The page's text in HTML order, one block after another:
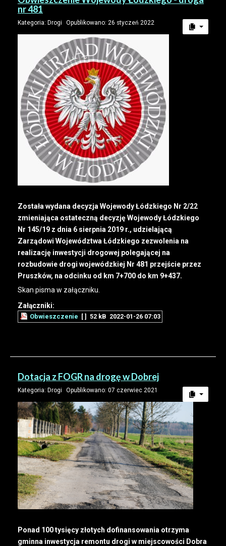
nr 481
Kategoria: Drogi Opublikowano: 26 styczeń 2022
Została wydana decyzja Wojewody Łódzkiego Nr 2/22
zmieniająca ostateczną decyzję Wojewody Łódzkiego
Nr 145/19 z dnia 6 sierpnia 2019 r., udzielającą
Zarządowi Województwa Łódzkiego zezwolenia na
realizację inwestycji drogowej polegającej na
rozbudowie drogi wojewódzkiej Nr 481 przejście przez
Pruszków, na odcinku od km 7+700 do km 9+437.
Skan pisma w załączniku.
Załączniki:
Obwieszczenie [ ] 52 kB 2022-01-26 07:03
Dotacja z FOGR na drogę w Dobrej
Kategoria: Drogi Opublikowano: 07 czerwiec 2021
Ponad 100 tysięcy złotych dofinansowania otrzyma
gminna inwestycja remontu drogi w miejscowości Dobra